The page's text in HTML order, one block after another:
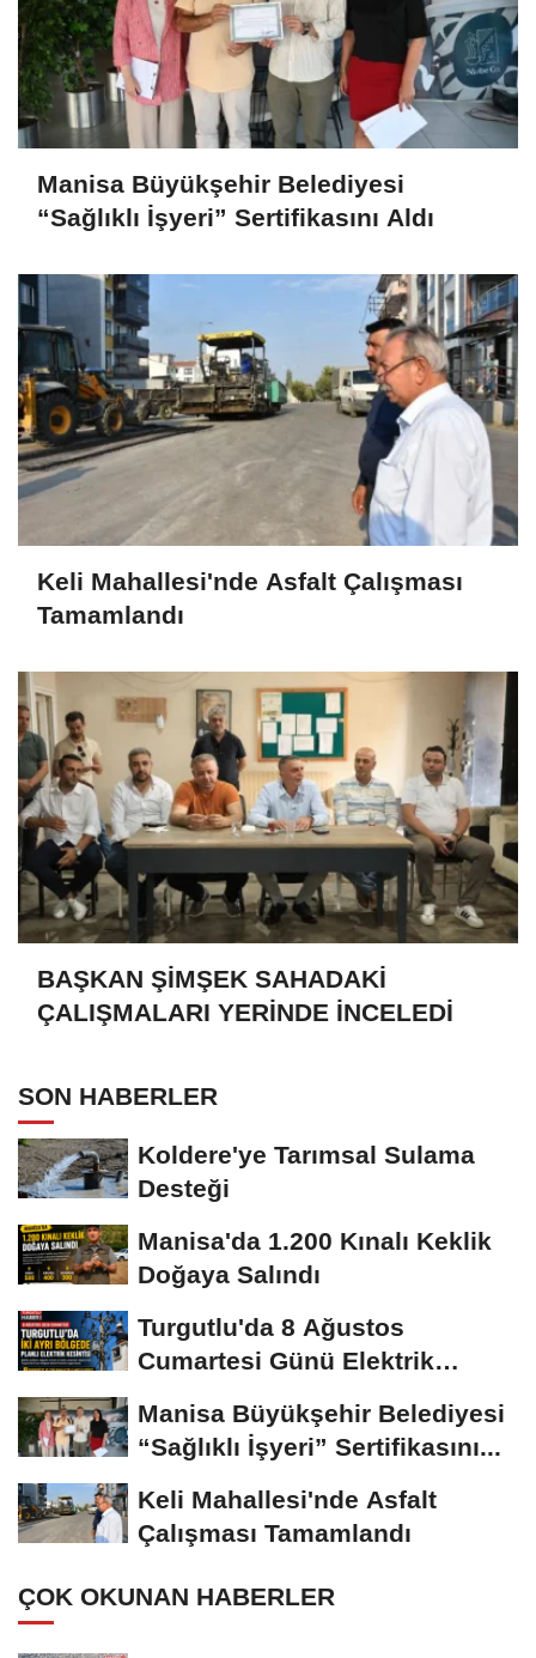
Manisa Büyükşehir Belediyesi
“Sağlıklı İşyeri” Sertifikasını Aldı
Keli Mahallesi'nde Asfalt Çalışması
Tamamlandı
BAŞKAN ŞİMŞEK SAHADAKİ
ÇALIŞMALARI YERİNDE İNCELEDİ
SON HABERLER
Koldere'ye Tarımsal Sulama
Desteği
Manisa'da 1.200 Kınalı Keklik
Doğaya Salındı
Turgutlu'da 8 Ağustos
Cumartesi Günü Elektrik
Manisa Büyükşehir Belediyesi
“Sağlıklı İşyeri” Sertifikasını...
Keli Mahallesi'nde Asfalt
Çalışması Tamamlandı
ÇOK OKUNAN HABERLER